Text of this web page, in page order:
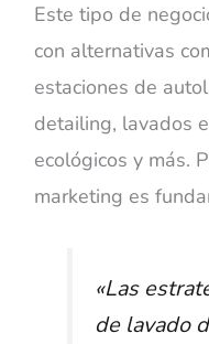
Este tipo de
con alternativas
estaciones de
detailing, lavados
ecológicos y más.
marketing es
«Las
de lavado